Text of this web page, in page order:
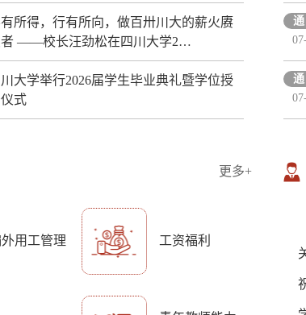
礼
【春耕正当时】 学校召开
置会
所得，行有所向，做百卅川大的薪火赓
——校长汪劲松在四川大学2…
大学举行2026届学生毕业典礼暨学位授
式
通
通
更多+
用工管理 工资福利